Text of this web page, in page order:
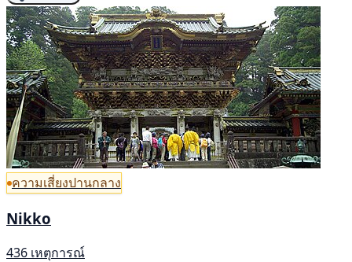
ความเสี่ยงปานกลาง
Nikko
436 เหตุการณ์